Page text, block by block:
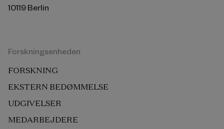
10119 Berlin
Forskningsenheden
FORSKNING
EKSTERN BEDØMMELSE
UDGIVELSER
MEDARBEJDERE